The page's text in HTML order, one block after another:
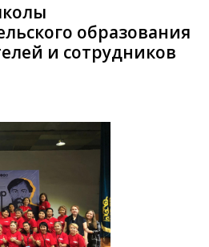
образования
и сотрудников